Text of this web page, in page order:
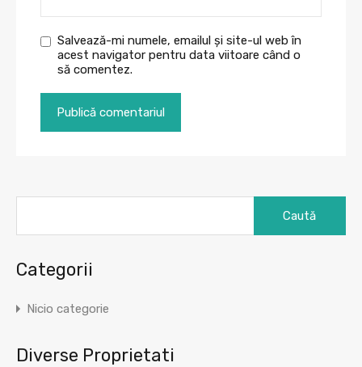
Salvează-mi numele, emailul și site-ul web în
acest navigator pentru data viitoare când o
să comentez.
Categorii
Nicio categorie
Diverse Proprietati